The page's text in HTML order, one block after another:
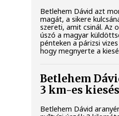
Betlehem Dávid azt
magát, a sikere
szereti, amit csinál. Az
úszó a magyar
pénteken a párizsi
hogy megnyerte a
Betlehem
3 km-es
Betlehem Dávid